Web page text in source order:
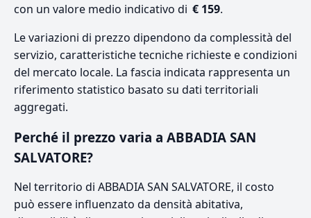
con un valore medio indicativo di € 159.
Le variazioni di prezzo dipendono da complessità del
servizio, caratteristiche tecniche richieste e condizioni
del mercato locale. La fascia indicata rappresenta un
riferimento statistico basato su dati territoriali
aggregati.
Perché il prezzo varia a ABBADIA SAN
SALVATORE?
Nel territorio di ABBADIA SAN SALVATORE, il costo
può essere influenzato da densità abitativa,